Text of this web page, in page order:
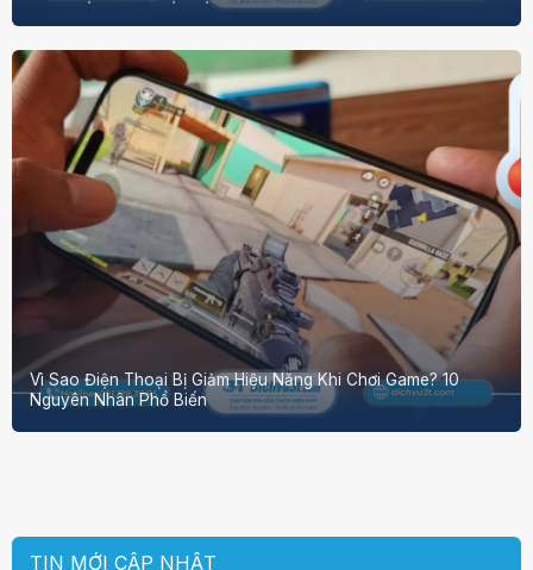
Vì Sao Điện Thoại Bị Giảm Hiệu Năng Khi Chơi Game? 10
Nguyên Nhân Phổ Biến
TIN MỚI CẬP NHẬT